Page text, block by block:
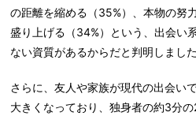
の距離を縮める（35%）、本物の努
盛り上げる（34%）という、出会い
ない資質があるからだと判明しました
さらに、友人や家族が現代の出会い
大きくなっており、独身者の約3分